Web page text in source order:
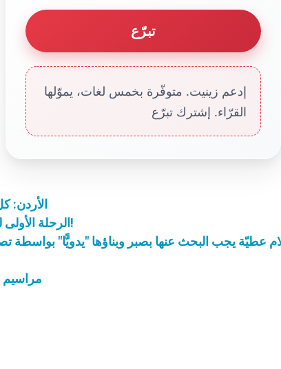
تبرّع
إدعم زينيت. متوفّرة بخمس لغات، يموّلها
القرّاء. إشترك تبرّع
الأردن:
الرحلة الأولى للبابا فرنسيس خارج إيطاليا!
عطيّة يجب البحث عنها بصبر وبناؤها "يدويًّا"
مراسيم